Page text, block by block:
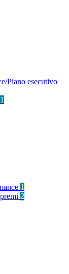
Piano esecutivo
1
1
2